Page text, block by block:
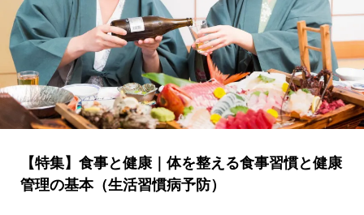
【特集】食事と健康｜体を整える食事習慣と健康
管理の基本（生活習慣病予防）